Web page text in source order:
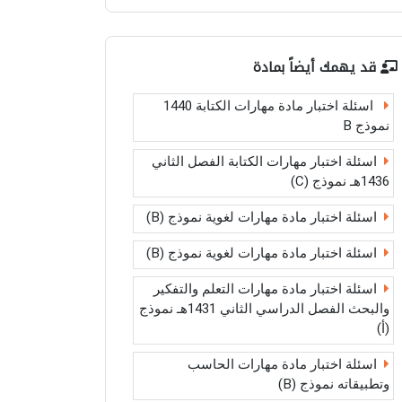
قد يهمك أيضاً بمادة
اسئلة اختبار مادة مهارات الكتابة 1440
نموذج B
اسئلة اختبار مهارات الكتابة الفصل الثاني
1436هـ نموذج (C)
اسئلة اختبار مادة مهارات لغوية نموذج (B)
اسئلة اختبار مادة مهارات لغوية نموذج (B)
اسئلة اختبار مادة مهارات التعلم والتفكير
والبحث الفصل الدراسي الثاني 1431هـ نموذج
(أ)
اسئلة اختبار مادة مهارات الحاسب
وتطبيقاته نموذج (B)